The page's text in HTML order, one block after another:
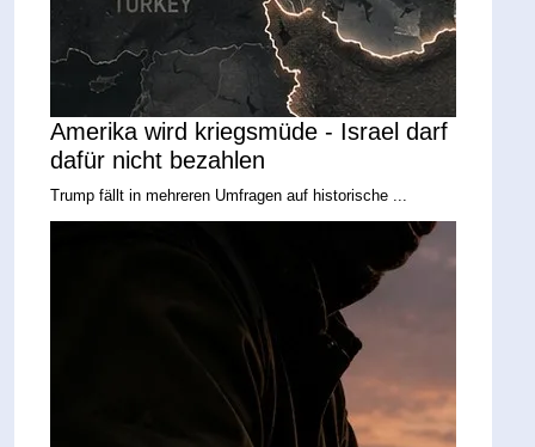
Amerika wird kriegsmüde - Israel darf
dafür nicht bezahlen
Trump fällt in mehreren Umfragen auf historische ...